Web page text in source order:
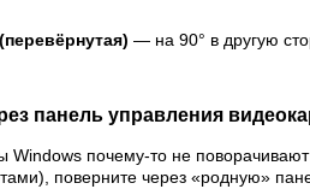
— на 90° в другую
панель управления
Windows почему-то не
поверните через «родную»